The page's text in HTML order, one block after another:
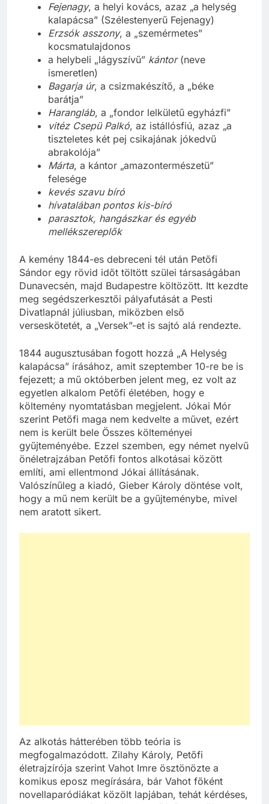
Fejenagy, a helyi kovács, azaz „a helység
kalapácsa” (Szélestenyerű Fejenagy)
Erzsók asszony, a „szemérmetes”
kocsmatulajdonos
a helybeli „lágyszívű” kántor(neve
ismeretlen)
Bagarja úr, a csizmakészítő, a „béke
barátja”
Harangláb, a „fondor lelkületű egyházfi”
vitéz Csepü Palkó, az istállósfiú, azaz „a
tiszteletes két pej csikajának jókedvű
abrakolója”
Márta, a kántor „amazontermészetü”
felesége
kevés szavu bíró
hívatalában pontos kis-bíró
parasztok, hangászkar és egyéb
mellékszereplők
A kemény 1844-es debreceni tél után Petőfi
Sándor egy rövid időt töltött szülei társaságában
Dunavecsén, majd Budapestre költözött. Itt kezdte
meg segédszerkesztői pályafutását a Pesti
Divatlapnál júliusban, miközben első
verseskötetét, a „Versek”-et is sajtó alá rendezte.
1844 augusztusában fogott hozzá „A Helység
kalapácsa” írásához, amit szeptember 10-re be is
fejezett; a mű októberben jelent meg, ez volt az
egyetlen alkalom Petőfi életében, hogy e
költemény nyomtatásban megjelent. Jókai Mór
szerint Petőfi maga nem kedvelte a művet, ezért
nem is került bele Összes költeményei
gyűjteményébe. Ezzel szemben, egy német nyelvű
önéletrajzában Petőfi fontos alkotásai között
említi, ami ellentmond Jókai állításának.
Valószínűleg a kiadó, Gieber Károly döntése volt,
hogy a mű nem került be a gyűjteménybe, mivel
nem aratott sikert.
Az alkotás hátterében több teória is
megfogalmazódott. Zilahy Károly, Petőfi
életrajzírója szerint Vahot Imre ösztönözte a
komikus eposz megírására, bár Vahot főként
novellaparódiákat közölt lapjában, tehát kérdéses,